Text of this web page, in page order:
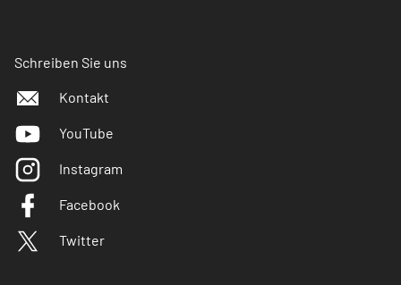
Schreiben Sie uns
Kontakt
YouTube
Instagram
Facebook
Twitter